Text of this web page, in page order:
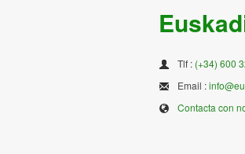
Tlf : (+34) 600
Email :
Contacta con